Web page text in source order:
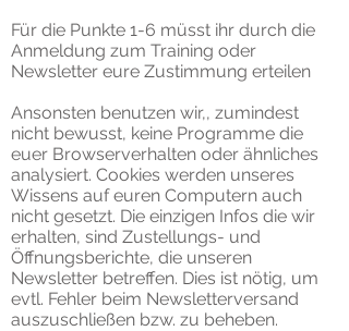
Für die Punkte 1-6 müsst ihr durch die
Anmeldung zum Training oder
Newsletter eure Zustimmung erteilen
Ansonsten benutzen wir,, zumindest
nicht bewusst, keine Programme die
euer Browserverhalten oder ähnliches
analysiert. Cookies werden unseres
Wissens auf euren Computern auch
nicht gesetzt. Die einzigen Infos die wir
erhalten, sind Zustellungs- und
Öffnungsberichte, die unseren
Newsletter betreffen. Dies ist nötig, um
evtl. Fehler beim Newsletterversand
auszuschließen bzw. zu beheben.